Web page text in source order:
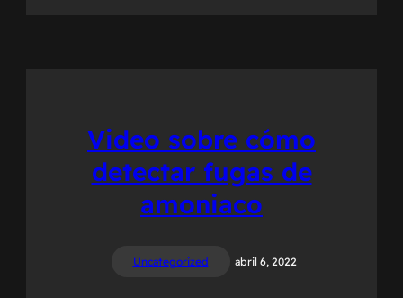
Video sobre cómo
detectar fugas de
amoniaco
Uncategorized abril 6, 2022